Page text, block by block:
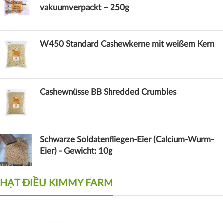
vakuumverpackt – 250g
W450 Standard Cashewkerne mit weißem Kern
Cashewnüsse BB Shredded Crumbles
Schwarze Soldatenfliegen-Eier (Calcium-Wurm-
Eier) - Gewicht: 10g
HẠT ĐIỀU KIMMY FARM